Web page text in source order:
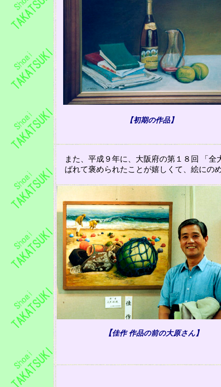
【初期の作品】
また、平成９年に、大阪府の第１８回 「
ばれて褒められたことが嬉しくて、絵にの
【佳作 作品の前の大原さん】